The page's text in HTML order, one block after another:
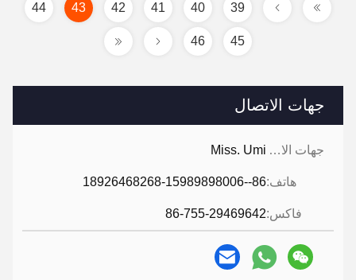
جهات الاتصال
جهات الاتصال: Miss. Umi
هاتف:86--18926468268-15989898006
فاكس:86-755-29469642
39
40
41
42
43
44
45
46